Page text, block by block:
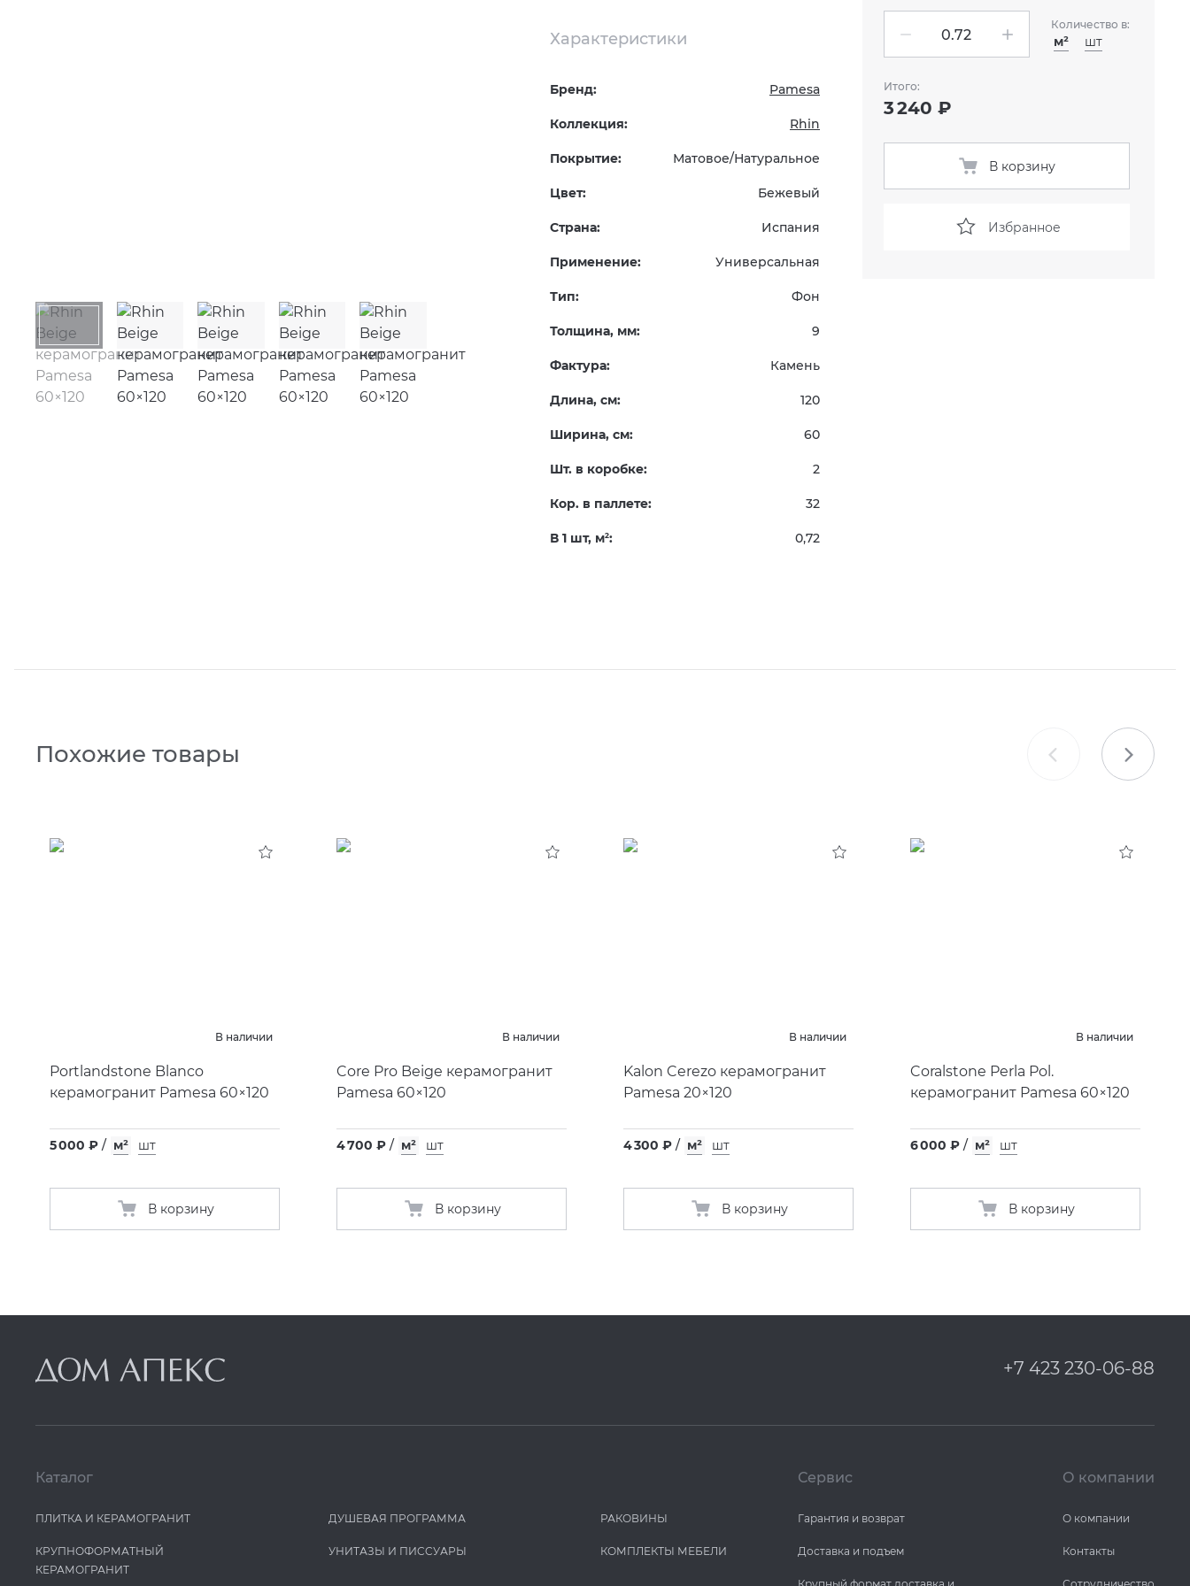
Характеристики
Бренд: Pamesa
Коллекция: Rhin
Покрытие: Матовое/Натуральное
Цвет: Бежевый
Страна: Испания
Применение: Универсальная
Тип: Фон
Толщина, мм: 9
Фактура: Камень
Длина, см: 120
Ширина, см: 60
Шт. в коробке: 2
Кор. в паллете: 32
В 1 шт, м2: 0,72
Количество в:
м² шт
Итого:
3 240 ₽
В корзину
Избранное
Похожие товары
В наличии
Portlandstone Blanco
керамогранит Pamesa 60×120
5 000 ₽ / м² шт
В корзину
В наличии
Core Pro Beige керамогранит
Pamesa 60×120
4 700 ₽ / м² шт
В корзину
В наличии
Kalon Cerezo керамогранит
Pamesa 20×120
4 300 ₽ / м² шт
В корзину
В наличии
Coralstone Perla Pol.
керамогранит Pamesa 60×120
6 000 ₽ / м² шт
В корзину
+7 423 230-06-88
Каталог
ПЛИТКА И КЕРАМОГРАНИТ
КРУПНОФОРМАТНЫЙ
КЕРАМОГРАНИТ
ДУШЕВАЯ ПРОГРАММА
УНИТАЗЫ И ПИCCУАРЫ
РАКОВИНЫ
КОМПЛЕКТЫ МЕБЕЛИ
Сервис
Гарантия и возврат
Доставка и подъем
О компании
О компании
Контакты